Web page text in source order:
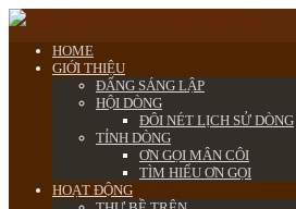
HOME
GIỚI THIỆU
ĐẤNG SÁNG LẬP
HỘI DÒNG
ĐÔI NÉT LỊCH SỬ DÒNG
TỈNH DÒNG
ƠN GỌI MÂN CÔI
TÌM HIỂU ƠN GỌI
HOẠT ĐỘNG